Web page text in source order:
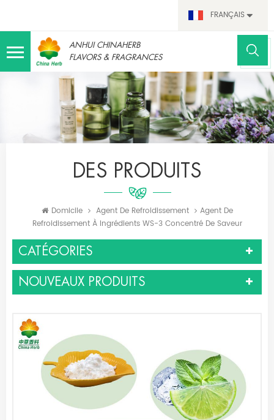
FRANÇAIS
ANHUI CHINAHERB
FLAVORS & FRAGRANCES
DES PRODUITS
Domicile Agent De Refroidissement
Agent De
Refroidissement À Ingrédients WS-3 Concentré De Saveur
CATÉGORIES
NOUVEAUX PRODUITS